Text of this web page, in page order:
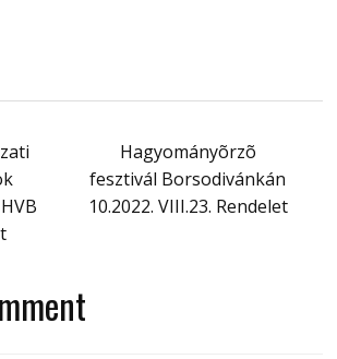
Hagyományõrzõ
fesztivál Borsodivánkán
10.2022. VIII.23. Rendelet